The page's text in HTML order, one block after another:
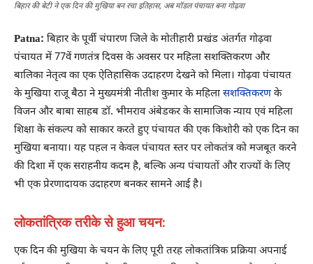
बिहार की बेटी ने एक दिन की मुखिया बन रचा इतिहास, अब मॉडल पंचायत बना गोढ़वा
Patna: बिहार के पूर्वी चंपारण जिले के मोतीहारी प्रखंड अंतर्गत गोढ़वा
पंचायत में 77वें गणतंत्र दिवस के अवसर पर महिला सशक्तिकरण और
बालिका नेतृत्व का एक ऐतिहासिक उदाहरण देखने को मिला। गोढ़वा पंचायत
के मुखिया राजू बैठा ने मुख्यमंत्री नीतीश कुमार के महिला सशक्तिकरण के
विजन और बाबा साहब डॉ. भीमराव अंबेडकर के सामाजिक न्याय एवं महिला
शिक्षा के संकल्प को साकार करते हुए पंचायत की एक किशोरी को एक दिन का
मुखिया बनाया। यह पहल न केवल पंचायत स्तर पर लोकतंत्र को मजबूत करने
की दिशा में एक सराहनीय कदम है, बल्कि अन्य पंचायतों और राज्यों के लिए
भी एक प्रेरणादायक उदाहरण बनकर सामने आई है।
लोकतांत्रिक तरीके से हुआ चयन:
एक दिन की मुखिया के चयन के लिए पूरी तरह लोकतांत्रिक प्रक्रिया अपनाई